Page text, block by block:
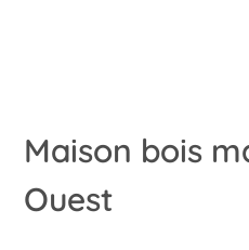
Maison bois
Ouest